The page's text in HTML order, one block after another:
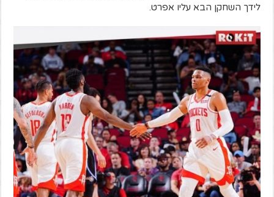
לידך השחקן הבא עליו אפרט.